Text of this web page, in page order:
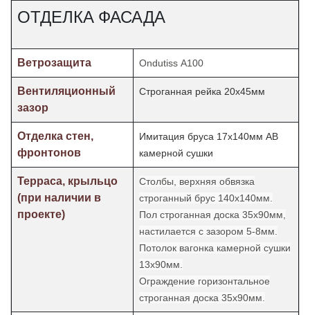
ОТДЕЛКА ФАСАДА
Ветрозащита Ondutiss А100
Вентиляционный
зазор
Строганная рейка 20х45мм
Отделка стен,
фронтонов
Имитация бруса 17х140мм АВ
камерной сушки
Терраса, крыльцо
(при наличии в
проекте)
Столбы, верхняя обвязка
строганный брус 140х140мм.
Пол строганная доска 35х90мм,
настилается с зазором 5-8мм.
Потолок вагонка камерной сушки
13х90мм.
Ограждение горизонтальное
строганная доска 35х90мм.